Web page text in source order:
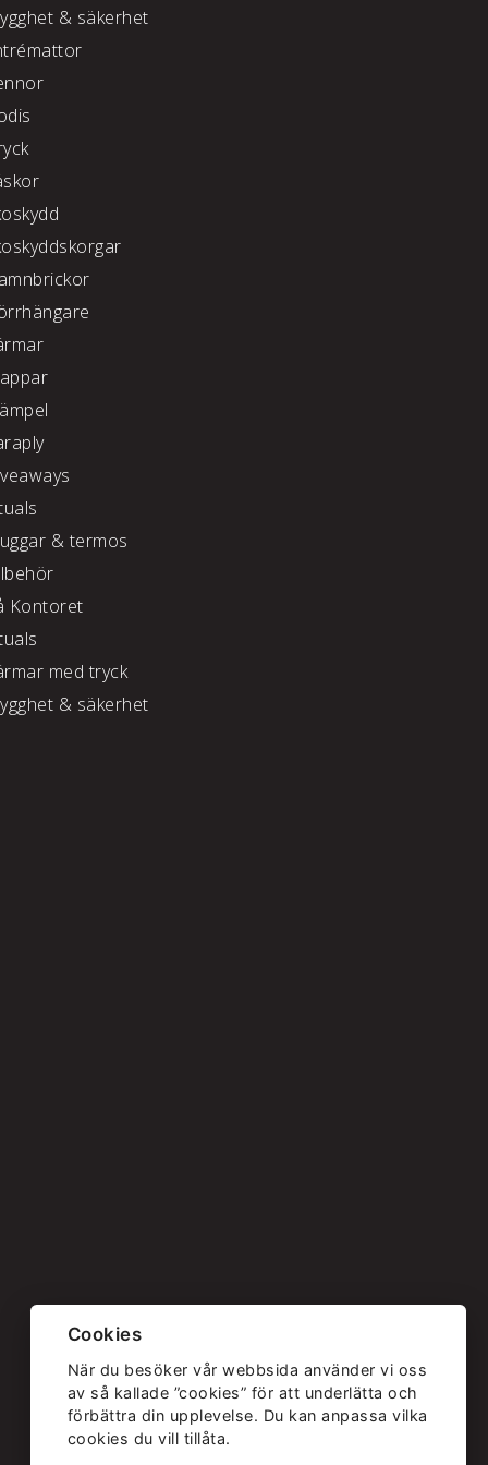
& säkerhet
& termos
Kontoret
med tryck
& säkerhet
Cookies
När du besöker vår webbsida använder vi oss
av så kallade ”cookies” för att underlätta och
förbättra din upplevelse. Du kan anpassa vilka
cookies du vill tillåta.